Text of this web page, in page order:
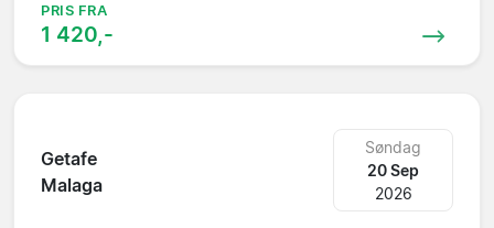
PRIS FRA
1 420,-
Getafe
Malaga
Søndag
20 Sep
2026